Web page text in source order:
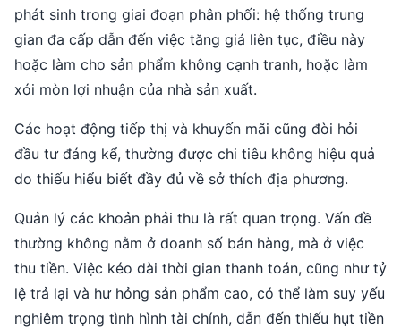
phát sinh trong giai đoạn phân phối: hệ thống trung
gian đa cấp dẫn đến việc tăng giá liên tục, điều này
hoặc làm cho sản phẩm không cạnh tranh, hoặc làm
xói mòn lợi nhuận của nhà sản xuất.
Các hoạt động tiếp thị và khuyến mãi cũng đòi hỏi
đầu tư đáng kể, thường được chi tiêu không hiệu quả
do thiếu hiểu biết đầy đủ về sở thích địa phương.
Quản lý các khoản phải thu là rất quan trọng. Vấn đề
thường không nằm ở doanh số bán hàng, mà ở việc
thu tiền. Việc kéo dài thời gian thanh toán, cũng như tỷ
lệ trả lại và hư hỏng sản phẩm cao, có thể làm suy yếu
nghiêm trọng tình hình tài chính, dẫn đến thiếu hụt tiền